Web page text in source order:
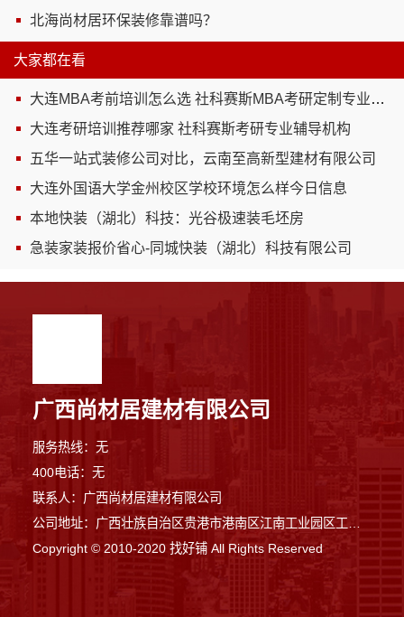
北海尚材居环保装修靠谱吗？
大家都在看
大连MBA考前培训怎么选 社科赛斯MBA考研定制专业辅导规划
大连考研培训推荐哪家 社科赛斯考研专业辅导机构
五华一站式装修公司对比，云南至高新型建材有限公司
大连外国语大学金州校区学校环境怎么样今日信息
本地快装（湖北）科技：光谷极速装毛坯房
急装家装报价省心-同城快装（湖北）科技有限公司
广西尚材居建材有限公司
服务热线：无
400电话：无
联系人：广西尚材居建材有限公司
公司地址：广西壮族自治区贵港市港南区江南工业园区工业二路与南二路交汇处东南角
Copyright © 2010-2020 找好铺 All Rights Reserved
7分钟前 王先生 正在咨询